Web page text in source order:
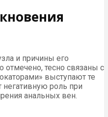
и причины его
тесно связаны с
выступают те
роль при
анальных вен.